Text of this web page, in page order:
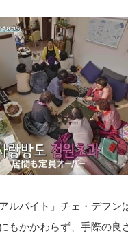
ルバイト」チェ・デフン
もかかわらず、手際の良